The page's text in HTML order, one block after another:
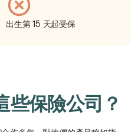
出生第 15 天起受保
些保險公司？